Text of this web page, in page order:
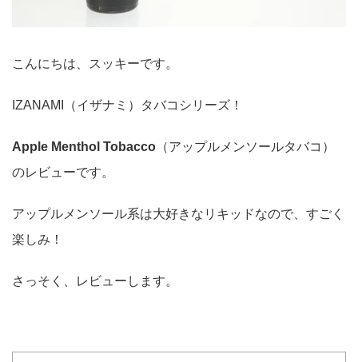
こんにちは、スッキーです。
IZANAMI（イザナミ）タバコシリーズ！
Apple Menthol Tobacco （アップルメンソールタバコ）
のレビューです。
アップルメンソール系は大好きなリキッドなので、すごく
楽しみ！
さっそく、レビューします。